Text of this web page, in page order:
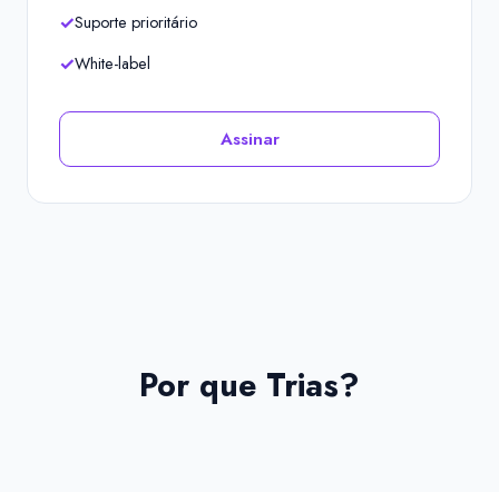
Suporte prioritário
White-label
Assinar
Por que Trias?